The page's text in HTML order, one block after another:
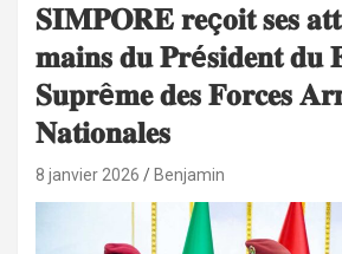
𝐒𝐈𝐌𝐏𝐎𝐑𝐄 𝐫𝐞ç𝐨𝐢𝐭 𝐬𝐞𝐬
𝐦𝐚𝐢𝐧𝐬 𝐝𝐮 𝐏𝐫é𝐬𝐢𝐝𝐞𝐧𝐭 𝐝𝐮
𝐒𝐮𝐩𝐫ê𝐦𝐞 𝐝𝐞𝐬 𝐅𝐨𝐫𝐜𝐞𝐬
𝐍𝐚𝐭𝐢𝐨𝐧𝐚𝐥𝐞𝐬
8 janvier 2026 Benjamin